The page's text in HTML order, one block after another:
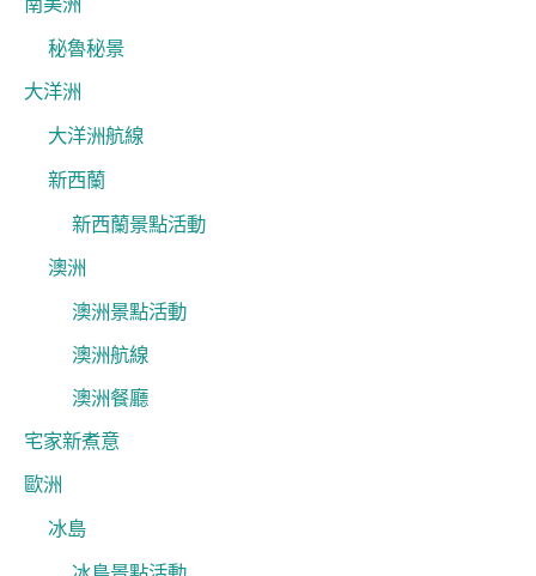
南美洲
秘魯秘景
大洋洲
大洋洲航線
新西蘭
新西蘭景點活動
澳洲
澳洲景點活動
澳洲航線
澳洲餐廳
宅家新煮意
歐洲
冰島